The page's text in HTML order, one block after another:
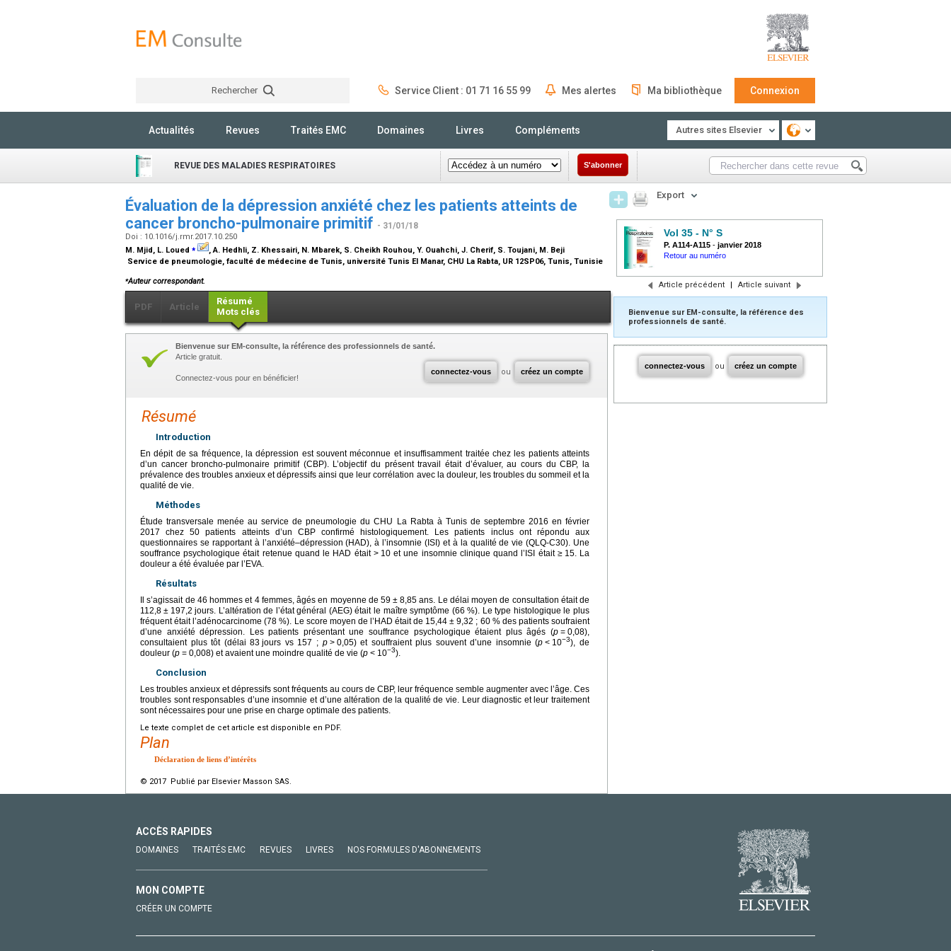
Rechercher Service Client : 01 71 16 55 99 Mes alertes Ma bibliothèque Connexion
Actualités Revues Traités EMC Domaines Livres Compléments Autres sites Elsevier
REVUE DES MALADIES RESPIRATOIRES S'abonner
Évaluation de la dépression anxiété chez les patients atteints de
cancer broncho-pulmonaire primitif - 31/01/18
Doi : 10.1016/j.rmr.2017.10.250
M. Mjid, L. Loued ⁎
, A. Hedhli, Z. Khessairi, N. Mbarek, S. Cheikh Rouhou, Y. Ouahchi, J. Cherif, S. Toujani, M. Beji
Service de pneumologie, faculté de médecine de Tunis, université Tunis El Manar, CHU La Rabta, UR 12SP06, Tunis, Tunisie
⁎Auteur correspondant.
PDF Article
Résumé
Mots clés
connectez-vous ou créez un compte
Bienvenue sur EM-consulte, la référence des professionnels de santé.
Article gratuit.
Connectez-vous pour en bénéficier!
Résumé
Introduction
En dépit de sa fréquence, la dépression est souvent méconnue et insuffisamment traitée chez les patients atteints
d’un cancer broncho-pulmonaire primitif (CBP). L’objectif du présent travail était d’évaluer, au cours du CBP, la
prévalence des troubles anxieux et dépressifs ainsi que leur corrélation avec la douleur, les troubles du sommeil et la
qualité de vie.
Méthodes
Étude transversale menée au service de pneumologie du CHU La Rabta à Tunis de septembre 2016 en février
2017 chez 50 patients atteints d’un CBP confirmé histologiquement. Les patients inclus ont répondu aux
questionnaires se rapportant à l’anxiété–dépression (HAD), à l’insomnie (ISI) et à la qualité de vie (QLQ-C30). Une
souffrance psychologique était retenue quand le HAD était > 10 et une insomnie clinique quand l’ISI était ≥ 15. La
douleur a été évaluée par l’EVA.
Résultats
Il s’agissait de 46 hommes et 4 femmes, âgés en moyenne de 59 ± 8,85 ans. Le délai moyen de consultation était de
112,8 ± 197,2 jours. L’altération de l’état général (AEG) était le maître symptôme (66 %). Le type histologique le plus
fréquent était l’adénocarcinome (78 %). Le score moyen de l’HAD était de 15,44 ± 9,32 ; 60 % des patients soufraient
d’une anxiété dépression. Les patients présentant une souffrance psychologique étaient plus âgés (p = 0,08),
consultaient plus tôt (délai 83 jours vs 157 ; p > 0,05) et souffraient plus souvent d’une insomnie (p < 10−3), de
douleur (p = 0,008) et avaient une moindre qualité de vie (p < 10−3).
Conclusion
Les troubles anxieux et dépressifs sont fréquents au cours de CBP, leur fréquence semble augmenter avec l’âge. Ces
troubles sont responsables d’une insomnie et d’une altération de la qualité de vie. Leur diagnostic et leur traitement
sont nécessaires pour une prise en charge optimale des patients.
Le texte complet de cet article est disponible en PDF.
Plan
Déclaration de liens d’intérêts
© 2017 Publié par Elsevier Masson SAS.
Export
Vol 35 - N° S
P. A114-A115 - janvier 2018
Retour au numéro
Article précédent | Article suivant
Bienvenue sur EM-consulte, la référence des
professionnels de santé.
connectez-vous ou créez un compte
ACCÈS RAPIDES
DOMAINES TRAITÉS EMC REVUES LIVRES NOS FORMULES D'ABONNEMENTS
MON COMPTE
CRÉER UN COMPTE